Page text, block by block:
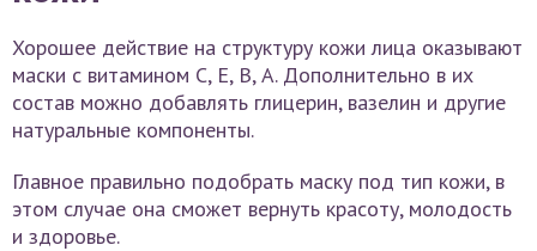
Хорошее действие на структуру кожи лица оказывают
маски с витамином С, Е, В, А. Дополнительно в их
состав можно добавлять глицерин, вазелин и другие
натуральные компоненты.
Главное правильно подобрать маску под тип кожи, в
этом случае она сможет вернуть красоту, молодость
и здоровье.